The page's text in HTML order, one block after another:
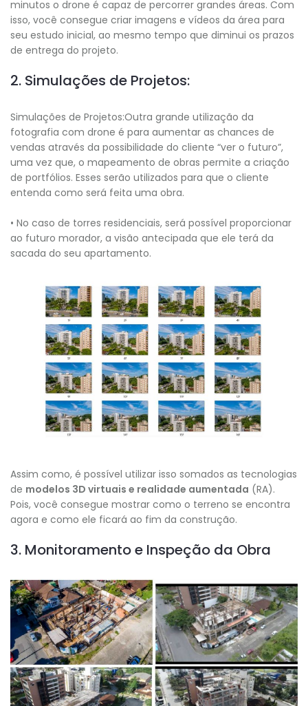
minutos o drone é capaz de percorrer grandes áreas. Com
isso, você consegue criar imagens e vídeos da área para
seu estudo inicial, ao mesmo tempo que diminui os prazos
de entrega do projeto.
2. Simulações de Projetos:
Simulações de Projetos:Outra grande utilização da
fotografia com drone é para aumentar as chances de
vendas através da possibilidade do cliente “ver o futuro”,
uma vez que, o mapeamento de obras permite a criação
de portfólios. Esses serão utilizados para que o cliente
entenda como será feita uma obra.
• No caso de torres residenciais, será possível proporcionar
ao futuro morador, a visão antecipada que ele terá da
sacada do seu apartamento.
Assim como, é possível utilizar isso somados as tecnologias
de modelos 3D virtuais e realidade aumentada (RA).
Pois, você consegue mostrar como o terreno se encontra
agora e como ele ficará ao fim da construção.
3. Monitoramento e Inspeção da Obra